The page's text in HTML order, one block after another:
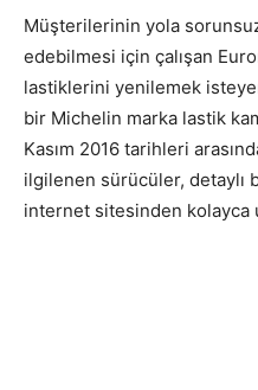
Müşterilerinin yola
edebilmesi için çalışan
lastiklerini yenilemek
bir Michelin marka lastik
Kasım 2016 tarihleri
ilgilenen sürücüler, detaylı
internet sitesinden kolayca